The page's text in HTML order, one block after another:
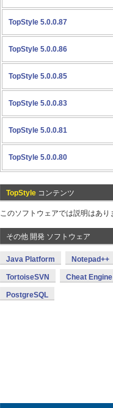
TopStyle 5.0.0.87
TopStyle 5.0.0.86
TopStyle 5.0.0.85
TopStyle 5.0.0.83
TopStyle 5.0.0.81
TopStyle 5.0.0.80
TopStyle コンテンツ
このソフトウェアでは説明はあり
その他 開発 ソフトウェア
Java Platform Notepad++
TortoiseSVN Cheat Engine
PostgreSQL